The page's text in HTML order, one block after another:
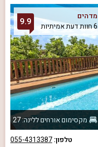
מדהים
6 חוות דעת אמיתיות
9.9
מקסימום אורחים ללינה: 27
טלפון:055-4313387